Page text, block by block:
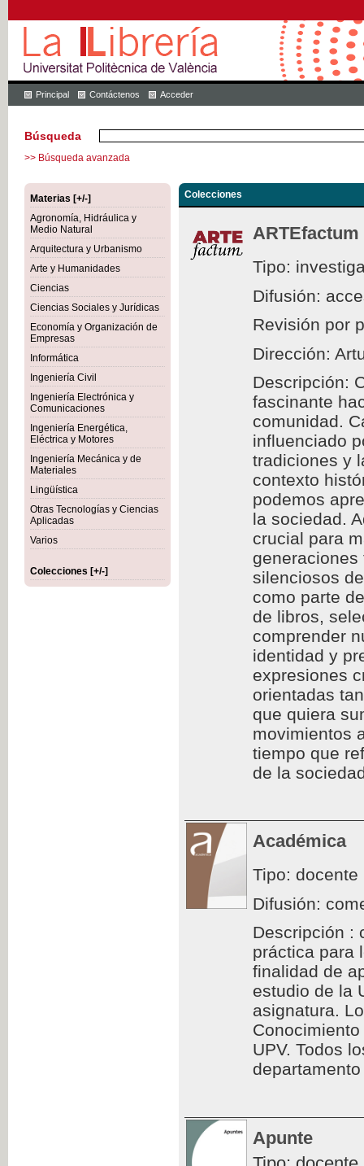
Principal Contáctenos Acceder
Búsqueda
>> Búsqueda avanzada
Materias [+/-]
Agronomía, Hidráulica y
Medio Natural
Arquitectura y Urbanismo
Arte y Humanidades
Ciencias
Ciencias Sociales y Jurídicas
Economía y Organización de
Empresas
Informática
Ingeniería Civil
Ingeniería Electrónica y
Comunicaciones
Ingeniería Energética,
Eléctrica y Motores
Ingeniería Mecánica y de
Materiales
Lingüística
Otras Tecnologías y Ciencias
Aplicadas
Varios
Colecciones [+/-]
Colecciones
ARTEfactum
Tipo:
Difusión:
Revisión por
Dirección:
Descripción:
fascinante
comunidad.
influenciado
tradiciones y
contexto
podemos
la sociedad.
crucial para
silenciosos
como parte
de libros,
comprender
identidad y
expresiones
orientadas
que quiera
movimientos
tiempo que
de la
Académica
Tipo: docente
Difusión:
Descripción :
práctica para
finalidad de
estudio de la
asignatura.
UPV. Todos
Apunte